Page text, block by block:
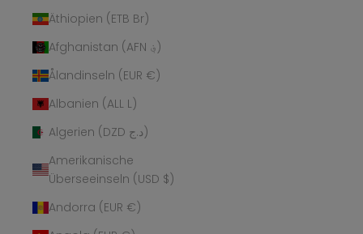
Äthiopien (ETB Br)
Afghanistan (AFN ؋)
Ålandinseln (EUR €)
Albanien (ALL L)
Algerien (DZD د.ج)
Amerikanische
Überseeinseln (USD $)
Andorra (EUR €)